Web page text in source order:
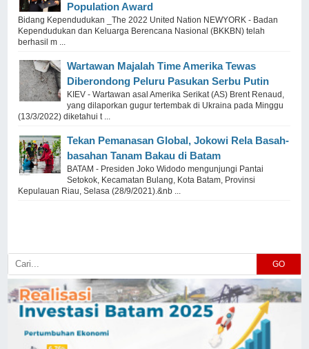
Population Award
Bidang Kependudukan _The 2022 United Nation NEWYORK - Badan
Kependudukan dan Keluarga Berencana Nasional (BKKBN) telah
berhasil m ...
Wartawan Majalah Time Amerika Tewas
Diberondong Peluru Pasukan Serbu Putin
KIEV - Wartawan asal Amerika Serikat (AS) Brent Renaud,
yang dilaporkan gugur tertembak di Ukraina pada Minggu
(13/3/2022) diketahui t ...
Tekan Pemanasan Global, Jokowi Rela Basah-
basahan Tanam Bakau di Batam
BATAM - Presiden Joko Widodo mengunjungi Pantai
Setokok, Kecamatan Bulang, Kota Batam, Provinsi
Kepulauan Riau, Selasa (28/9/2021).&nb ...
GO